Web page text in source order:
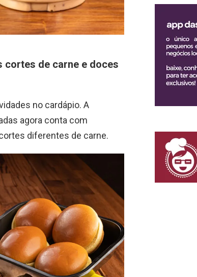
cortes de carne e doces
no cardápio. A
agora conta com
diferentes de carne.